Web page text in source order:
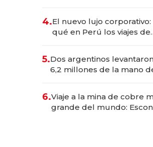
4.El nuevo lujo
qué en Perú los viajes de
para convertirse en
transformadoras
5.Dos argentinos
6,2 millones de la mano
6.Viaje a la mina de cobre
grande del mundo: